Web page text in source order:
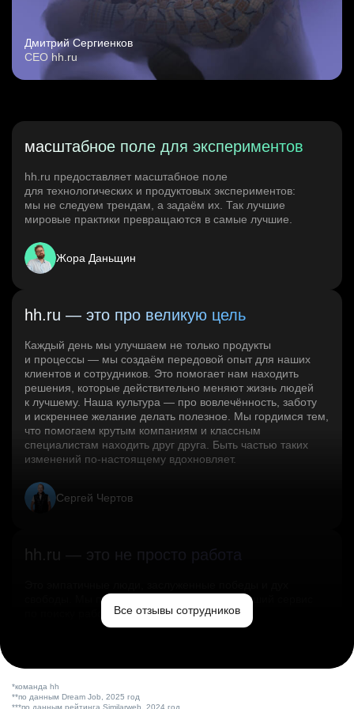
Дмитрий Сергиенков
CEO hh.ru
масштабное поле для экспериментов
hh.ru предоставляет масштабное поле
для технологических и продуктовых экспериментов:
мы не следуем трендам, а задаём их. Так лучшие
мировые практики превращаются в самые лучшие.
Жора Даньщин
hh.ru — это про великую цель
Каждый день мы улучшаем не только продукты
и процессы — мы создаём передовой опыт для наших
клиентов и сотрудников. Это помогает нам находить
решения, которые действительно меняют жизнь людей
к лучшему. Наша культура — про вовлечённость, заботу
и искреннее желание делать полезное. Мы гордимся тем,
что помогаем крутым компаниям и классным
специалистам находить друг друга. Быть частью таких
изменений по‑настоящему вдохновляет.
Сергей Чертов
hh.ru — это не просто работа
свободы. Мы помогаем миру и создаём лучший сервис
по поиску работы в стране.Все отзывы сотрудников
*команда hh
**по данным Dream Job, 2025 год
***по данным рейтинга Similarweb, 2024 год